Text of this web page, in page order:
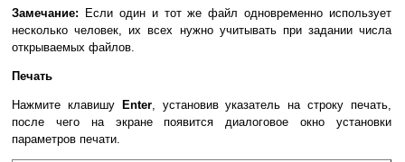
Замечание: Если один и тот же файл одновременно использует
несколько человек, их всех нужно учитывать при задании числа
открываемых файлов.
Печать
Нажмите клавишу Enter, установив указатель на строку печать,
после чего на экране появится диалоговое окно установки
параметров печати.